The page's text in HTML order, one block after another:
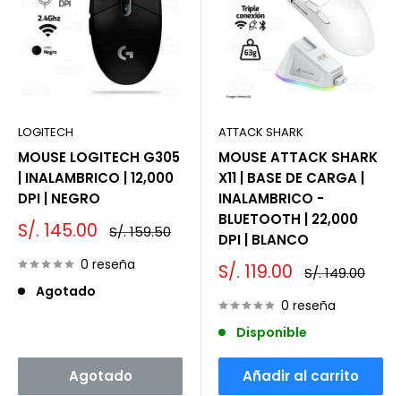
LOGITECH
MOUSE LOGITECH G305
| INALAMBRICO | 12,000
DPI | NEGRO
Precio
de
venta
S/. 145.00 Precio
habitual
S/. 159.50
0 reseña
Agotado
Agotado
ATTACK SHARK
MOUSE ATTACK SHARK
X11 | BASE DE CARGA |
INALAMBRICO -
BLUETOOTH | 22,000
DPI | BLANCO
Precio
de
venta
S/. 119.00 Precio
habitual
S/. 149.00
0 reseña
Disponible
Añadir al carrito